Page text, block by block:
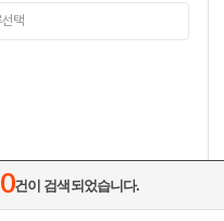
0건이 검색되었습니다.